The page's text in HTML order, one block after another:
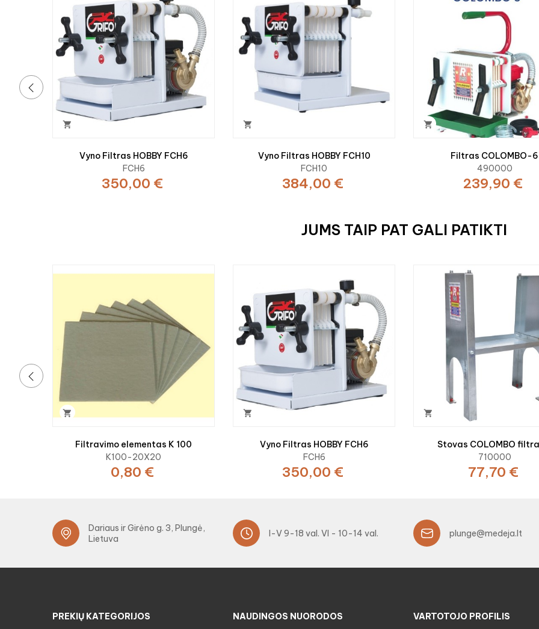

Vyno Filtras HOBBY FCH6
FCH6
350,00 €

Vyno Filtras HOBBY FCH10
FCH10
384,00 €

Filtras COLOMBO-6
490000
239,90 €
JUMS TAIP PAT GALI PATIKTI

Filtravimo elementas K 100
K100-20X20
0,80 €

Vyno Filtras HOBBY FCH6
FCH6
350,00 €

Stovas COLOMBO
710000
77,70 €
Dariaus ir Girėno g. 3, Plungė,
Lietuva
I-V 9-18 val. VI - 10-14 val. plunge@medeja.lt
PREKIŲ KATEGORIJOS NAUDINGOS NUORODOS VARTOTOJO PROFILIS